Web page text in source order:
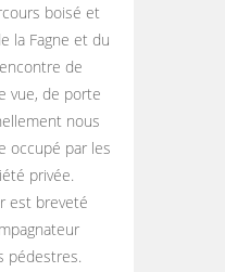
boisé et
la Fagne et du
de
vue, de porte
nous
occupé par les
privée.
est breveté
pédestres.